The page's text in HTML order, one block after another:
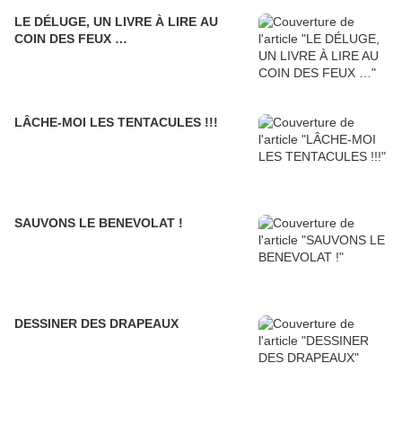
LE DÉLUGE, UN LIVRE À LIRE AU
COIN DES FEUX …
LÂCHE-MOI LES TENTACULES !!!
SAUVONS LE BENEVOLAT !
DESSINER DES DRAPEAUX